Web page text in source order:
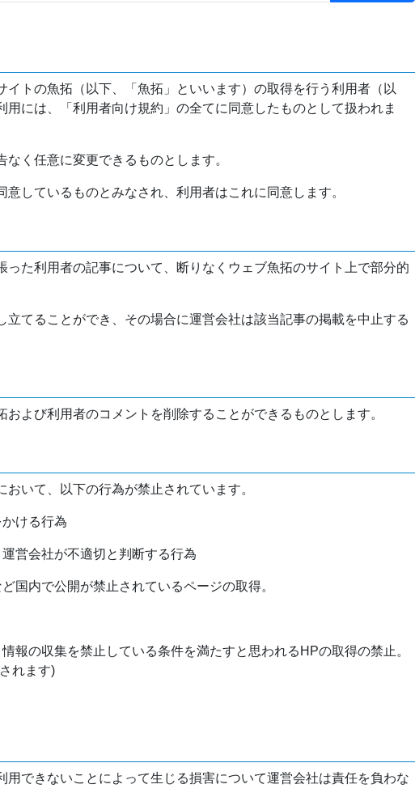
イトの魚拓（以下、「魚拓」といいます）の取得を行う利用者（以
には、「利用者向け規約」の全てに同意したものとして扱われま
く任意に変更できるものとします。
しているものとみなされ、利用者はこれに同意します。
った利用者の記事について、断りなくウェブ魚拓のサイト上で部分的
立てることができ、その場合に運営会社は該当記事の掲載を中止する
よび利用者のコメントを削除することができるものとします。
いて、以下の行為が禁止されています。
ける行為
営会社が不適切と判断する行為
国内で公開が禁止されているページの取得。
報の収集を禁止している条件を満たすと思われるHPの取得の禁止。
れます)
用できないことによって生じる損害について運営会社は責任を負わな